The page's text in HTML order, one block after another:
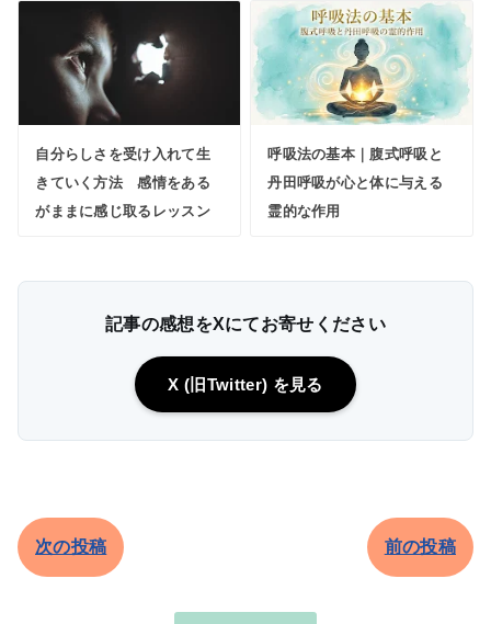
自分らしさを受け入れて生
きていく方法 感情をある
がままに感じ取るレッスン
呼吸法の基本｜腹式呼吸と
丹田呼吸が心と体に与える
霊的な作用
記事の感想をXにてお寄せください
X (旧Twitter) を見る
次の投稿 前の投稿